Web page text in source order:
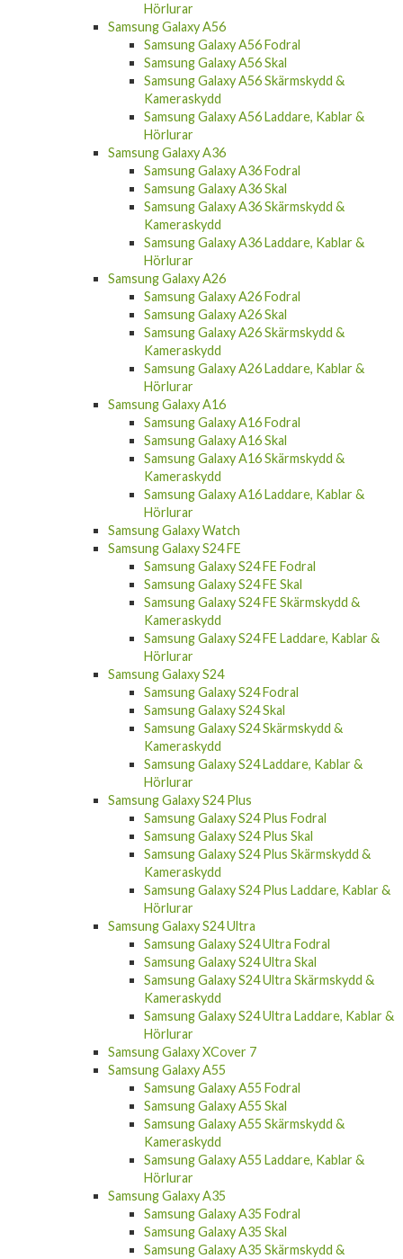
Samsung Galaxy A56
Samsung Galaxy A56 Fodral
Samsung Galaxy A56 Skal
Samsung Galaxy A56 Skärmskydd &
Kameraskydd
Samsung Galaxy A56 Laddare, Kablar &
Hörlurar
Samsung Galaxy A36
Samsung Galaxy A36 Fodral
Samsung Galaxy A36 Skal
Samsung Galaxy A36 Skärmskydd &
Kameraskydd
Samsung Galaxy A36 Laddare, Kablar &
Hörlurar
Samsung Galaxy A26
Samsung Galaxy A26 Fodral
Samsung Galaxy A26 Skal
Samsung Galaxy A26 Skärmskydd &
Kameraskydd
Samsung Galaxy A26 Laddare, Kablar &
Hörlurar
Samsung Galaxy A16
Samsung Galaxy A16 Fodral
Samsung Galaxy A16 Skal
Samsung Galaxy A16 Skärmskydd &
Kameraskydd
Samsung Galaxy A16 Laddare, Kablar &
Hörlurar
Samsung Galaxy Watch
Samsung Galaxy S24 FE
Samsung Galaxy S24 FE Fodral
Samsung Galaxy S24 FE Skal
Samsung Galaxy S24 FE Skärmskydd &
Kameraskydd
Samsung Galaxy S24 FE Laddare, Kablar &
Hörlurar
Samsung Galaxy S24
Samsung Galaxy S24 Fodral
Samsung Galaxy S24 Skal
Samsung Galaxy S24 Skärmskydd &
Kameraskydd
Samsung Galaxy S24 Laddare, Kablar &
Hörlurar
Samsung Galaxy S24 Plus
Samsung Galaxy S24 Plus Fodral
Samsung Galaxy S24 Plus Skal
Samsung Galaxy S24 Plus Skärmskydd &
Kameraskydd
Samsung Galaxy S24 Plus Laddare, Kablar &
Hörlurar
Samsung Galaxy S24 Ultra
Samsung Galaxy S24 Ultra Fodral
Samsung Galaxy S24 Ultra Skal
Samsung Galaxy S24 Ultra Skärmskydd &
Kameraskydd
Samsung Galaxy S24 Ultra Laddare, Kablar &
Hörlurar
Samsung Galaxy XCover 7
Samsung Galaxy A55
Samsung Galaxy A55 Fodral
Samsung Galaxy A55 Skal
Samsung Galaxy A55 Skärmskydd &
Kameraskydd
Samsung Galaxy A55 Laddare, Kablar &
Hörlurar
Samsung Galaxy A35
Samsung Galaxy A35 Fodral
Samsung Galaxy A35 Skal
Samsung Galaxy A35 Skärmskydd &
Kameraskydd